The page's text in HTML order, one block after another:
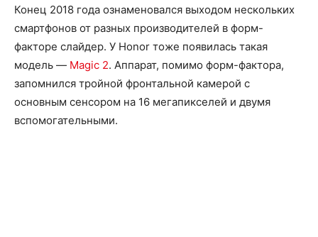
Конец 2018 года ознаменовался выходом нескольких
смартфонов от разных производителей в форм-
факторе слайдер. У Honor тоже появилась такая
модель ― Magic 2. Аппарат, помимо форм-фактора,
запомнился тройной фронтальной камерой с
основным сенсором на 16 мегапикселей и двумя
вспомогательными.